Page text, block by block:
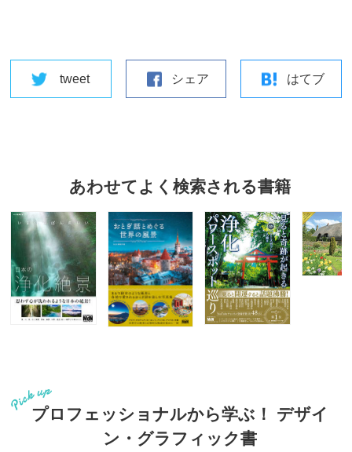
tweet シェア はてブ
あわせてよく検索される書籍
プロフェッショナルから学ぶ！ デザイ
ン・グラフィック書